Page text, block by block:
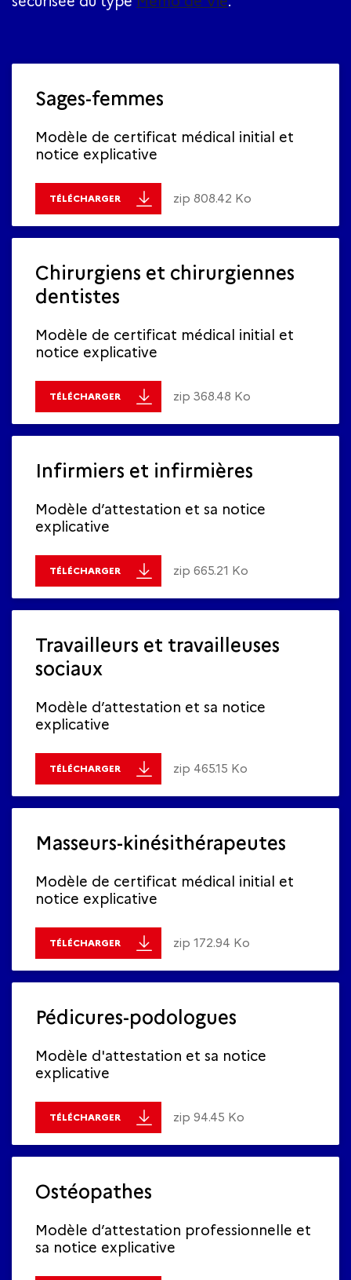
Sages-femmes
Modèle de certificat médical initial et
notice explicative
TÉLÉCHARGER zip 808.42 Ko
Chirurgiens et chirurgiennes
dentistes
Modèle de certificat médical initial et
notice explicative
TÉLÉCHARGER zip 368.48 Ko
Infirmiers et infirmières
Modèle d’attestation et sa notice
explicative
TÉLÉCHARGER zip 665.21 Ko
Travailleurs et travailleuses
sociaux
Modèle d’attestation et sa notice
explicative
TÉLÉCHARGER zip 465.15 Ko
Masseurs-kinésithérapeutes
Modèle de certificat médical initial et
notice explicative
TÉLÉCHARGER zip 172.94 Ko
Pédicures-podologues
Modèle d'attestation et sa notice
explicative
TÉLÉCHARGER zip 94.45 Ko
Ostéopathes
Modèle d’attestation professionnelle et
sa notice explicative